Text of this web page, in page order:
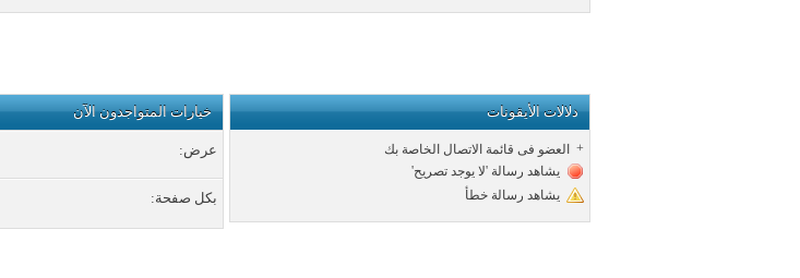
دلالات الأيقونات
+
العضو فى قائمة الاتصال الخاصة بك
يشاهد رسالة 'لا يوجد تصريح'
يشاهد رسالة خطأ
خيارات المتواجدون الآن
عرض:
بكل صفحة: